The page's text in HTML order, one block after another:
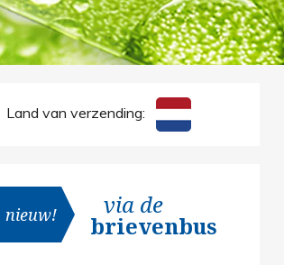
Land van verzending:
nieuw! via de
brievenbus